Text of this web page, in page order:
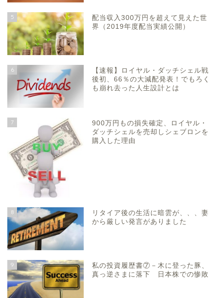
5
配当収入300万円を超えて見えた世
界（2019年度配当実績公開）
6
【速報】ロイヤル・ダッチシェル戦
後初、66％の大減配発表！でもろく
も崩れ去った人生設計とは
7
900万円もの損失確定、ロイヤル・
ダッチシェルを売却しシェブロンを
購入した理由
8
リタイア後の生活に暗雲が、、、妻
から厳しい発言がありました
9
私の投資履歴書⑦－木に登った豚、
真っ逆さまに落下 日本株での惨敗